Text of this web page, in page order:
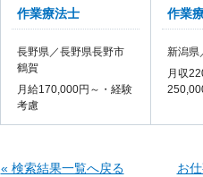
作業療法士
長野県／長野県長野市
鶴賀
月給170,000円～・経験
考慮
作業
新潟県
月収
« 検索結果一覧へ戻る お